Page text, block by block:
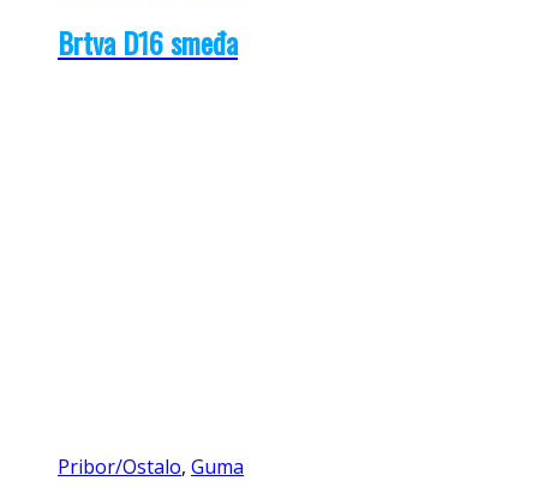
Brtva D16 smeđa
Pribor/Ostalo, Guma